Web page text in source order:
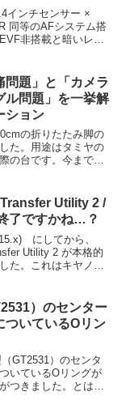
インチセンサー ×
同等のAFシステム搭
非搭載と暗いレン
こと...
問題」と「カメラ
ル問題」を一挙解
ション
の折りたたみ脚の
た。用途はタミヤの
の台です。今まで床
35年以上現役のほぼ
Utility 2 /
了ですかね…？
にしてから、
Utility 2 が本格的
た。これはキヤノン
）のセンター
ついているOリン
GT2531）のセンタ
いているOリングが
つきました。とはい